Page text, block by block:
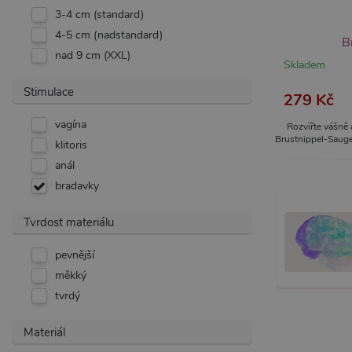
Skladem
279 Kč
Rozvířte vášně
Brustnippel-
3-4 cm (standard)
4-5 cm (nadstandard)
nad 9 cm (XXL)
Stimulace
vagína
klitoris
anál
bradavky
Tvrdost materiálu
pevnější
měkký
tvrdý
Materiál
Nezbytně nutné soubory
bez nezbytně nutných
CookieScriptConsent